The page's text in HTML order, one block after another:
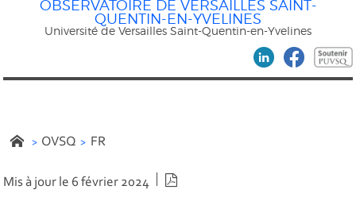
OBSERVATOIRE DE VERSAILLES SAINT-
QUENTIN-EN-YVELINES
Université de Versailles Saint-Quentin-en-Yvelines
OVSQ FR
Mis à jour le 6 février 2024